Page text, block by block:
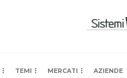
TEMI MERCATI AZIENDE